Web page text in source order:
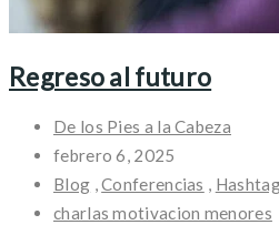
Regreso al futuro
De los Pies a la Cabeza
febrero 6, 2025
Blog ,Conferencias ,
charlas motivacion menores